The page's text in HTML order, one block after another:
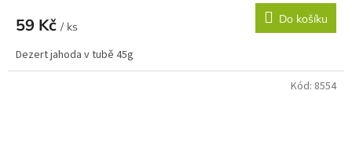
59 Kč / ks
Do košíku
Dezert jahoda v tubě 45g
Kód: 8554